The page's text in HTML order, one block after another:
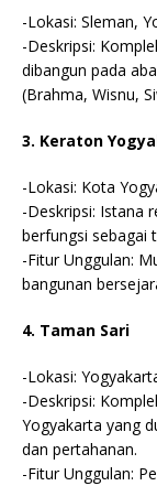
-Lokasi: Sleman,
-Deskripsi:
dibangun pada
(Brahma, Wisnu,
3. Keraton
-Lokasi: Kota
-Deskripsi: Istana
berfungsi sebagai
-Fitur Unggulan:
bangunan
4. Taman Sari
-Lokasi:
-Deskripsi:
Yogyakarta yang
dan pertahanan.
-Fitur Unggulan: